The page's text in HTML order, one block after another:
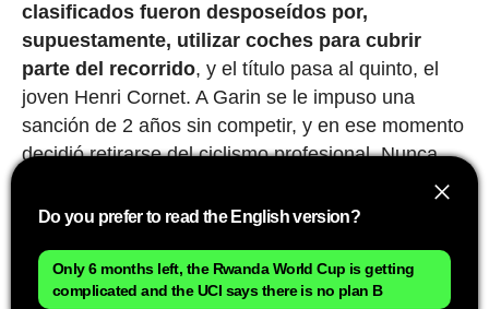
clasificados fueron desposeídos por,
supuestamente, utilizar coches para cubrir
parte del recorrido, y el título pasa al quinto, el
joven Henri Cornet. A Garin se le impuso una
sanción de 2 años sin competir, y en ese momento
decidió retirarse del ciclismo profesional. Nunca
siempre defendió su inocencia. Lo que está claro
deportiva, aquellos hombres que recorrían
distancias imposibles tirando con sus piernas de
Do you prefer to read the English version?
Only 6 months left, the Rwanda World Cup is getting
complicated and the UCI says there is no plan B